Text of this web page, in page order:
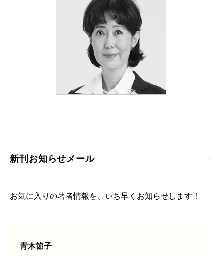
新刊お知らせメール
お気に入りの著者情報を、いち早くお知らせします！
青木節子